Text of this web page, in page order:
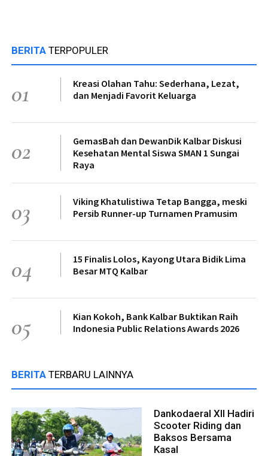
BERITA TERPOPULER
01
Kreasi Olahan Tahu: Sederhana, Lezat,
dan Menjadi Favorit Keluarga
02
GemasBah dan DewanDik Kalbar Diskusi
Kesehatan Mental Siswa SMAN 1 Sungai
Raya
03
Viking Khatulistiwa Tetap Bangga, meski
Persib Runner-up Turnamen Pramusim
04
15 Finalis Lolos, Kayong Utara Bidik Lima
Besar MTQ Kalbar
05
Kian Kokoh, Bank Kalbar Buktikan Raih
Indonesia Public Relations Awards 2026
BERITA TERBARU LAINNYA
Dankodaeral XII Hadiri
Scooter Riding dan
Baksos Bersama
Kasal